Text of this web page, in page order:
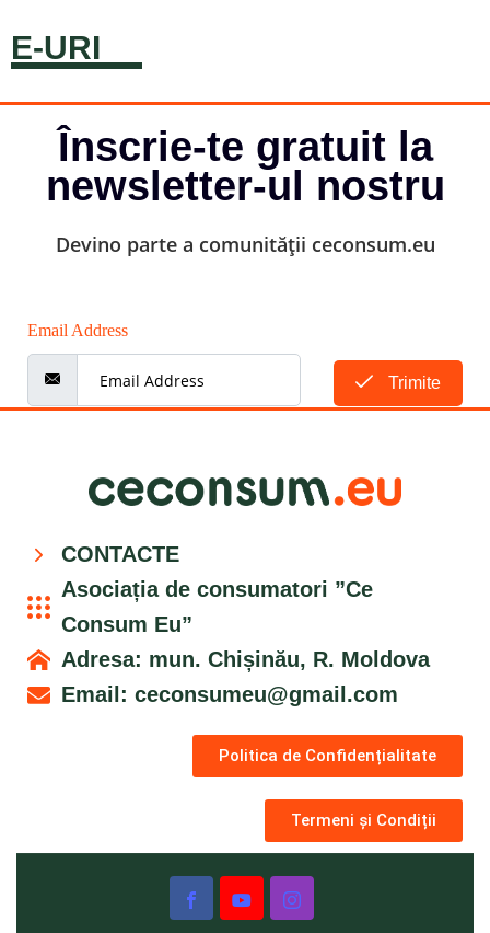
E-URI
Înscrie-te gratuit la
newsletter-ul nostru
Devino parte a comunității ceconsum.eu
Email Address
Trimite
CONTACTE
Asociația de consumatori ”Ce
Consum Eu”
Adresa: mun. Chișinău, R. Moldova
Email:ceconsumeu@gmail.com
Politica de Confidențialitate
Termeni și Condiții